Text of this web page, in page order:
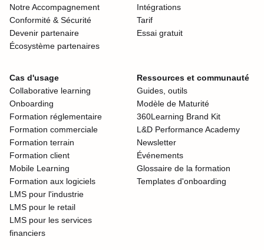
Notre Accompagnement
Conformité & Sécurité
Devenir partenaire
Écosystème partenaires
Intégrations
Tarif
Essai gratuit
Cas d'usage
Collaborative learning
Onboarding
Formation réglementaire
Formation commerciale
Formation terrain
Formation client
Mobile Learning
Formation aux logiciels
LMS pour l'industrie
LMS pour le retail
LMS pour les services
financiers
Ressources et communauté
Guides, outils
Modèle de Maturité
360Learning Brand Kit
L&D Performance Academy
Newsletter
Événements
Glossaire de la formation
Templates d'onboarding